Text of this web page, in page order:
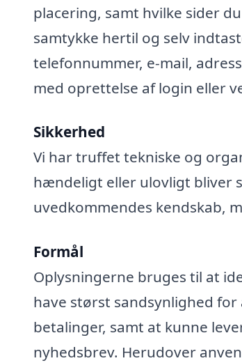
placering, samt hvilke sider
samtykke hertil og selv
telefonnummer, e-mail,
med oprettelse af login eller
Sikkerhed
Vi har truffet tekniske og
hændeligt eller ulovligt bliver
uvedkommendes kendskab,
Formål
Oplysningerne bruges til at
have størst sandsynlighed
betalinger, samt at kunne
nyhedsbrev. Herudover